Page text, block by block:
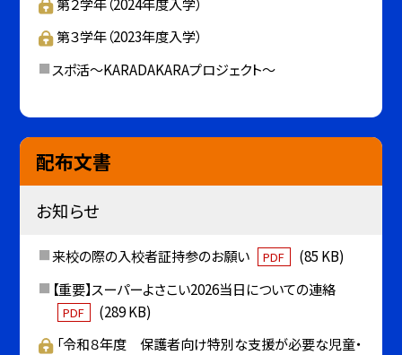
第３学年（2023年度入学）
スポ活～KARADAKARAプロジェクト～
配布文書
お知らせ
来校の際の入校者証持参のお願い PDF
(85 KB)
【重要】スーパーよさこい2026当日についての連絡
PDF
(289 KB)
「令和８年度 保護者向け特別な支援が必要な児童・